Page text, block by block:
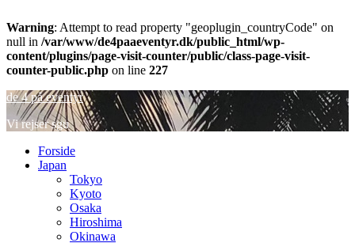
Warning: Attempt to read property "geoplugin_countryCode" on
null in /var/www/de4paaeventyr.dk/public_html/wp-
content/plugins/page-visit-counter/public/class-page-visit-
counter-public.php on line 227
de 4 på eventyr
Vi rejser sgu
Forside
Japan
Tokyo
Kyoto
Osaka
Hiroshima
Okinawa